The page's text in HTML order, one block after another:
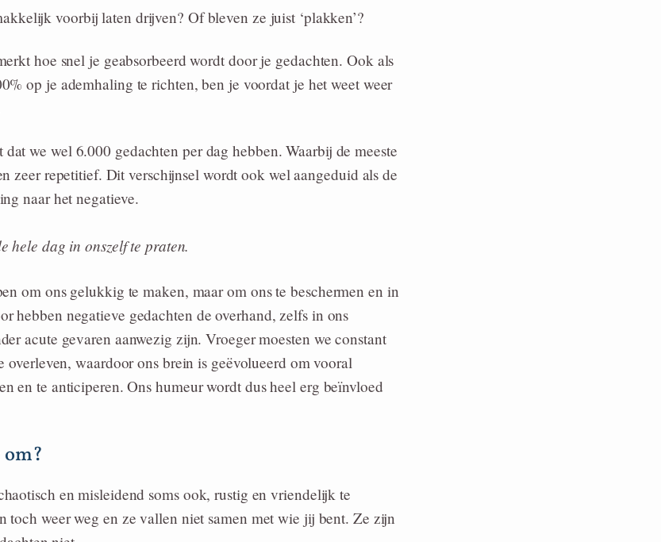
voorbij laten drijven? Of bleven ze juist ‘plakken’?
hoe snel je geabsorbeerd wordt door je gedachten. Ook als
op je ademhaling te richten, ben je voordat je het weet weer
we wel 6.000 gedachten per dag hebben. Waarbij de meeste
zeer repetitief. Dit verschijnsel wordt ook wel aangeduid als de
naar het negatieve.
hele dag in onszelf te praten.
om ons gelukkig te maken, maar om ons te beschermen en in
hebben negatieve gedachten de overhand, zelfs in ons
acute gevaren aanwezig zijn. Vroeger moesten we constant
overleven, waardoor ons brein is geëvolueerd om vooral
en te anticiperen. Ons humeur wordt dus heel erg beïnvloed
en misleidend soms ook, rustig en vriendelijk te
toch weer weg en ze vallen niet samen met wie jij bent. Ze zijn